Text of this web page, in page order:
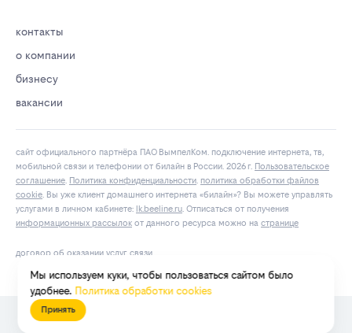
контакты
о компании
бизнесу
вакансии
сайт официального партнёра ПАО ВымпелКом. подключение интернета, тв,
мобильной связи и телефонии от билайн в России. 2026 г. Пользовательское
соглашение. Политика конфиденциальности. политика обработки файлов
cookie. Вы уже клиент домашнего интернета «билайн»? Вы можете управлять
услугами в личнoм кaбинeтe:
lk.bееlinе.ru. Отписаться от получения
информационных рассылок от данного ресурса можно на странице
договор об оказании услуг связи
Мы используем куки, чтобы пользоваться сайтом было
удобнее. Политика обработки cookies
Принять